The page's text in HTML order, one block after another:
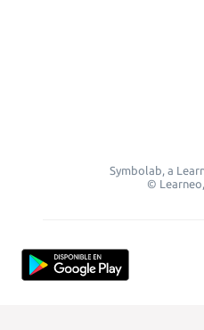
Symbolab, a
©